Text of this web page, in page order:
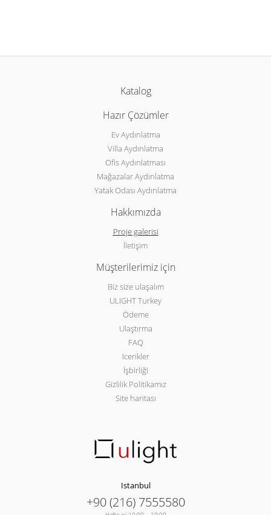
Katalog
Hazır Çözümler
Ev Aydınlatma
Villa Aydınlatma
Ofis Aydınlatması
Mağazalar Aydınlatma
Yatak Odası Aydınlatma
Hakkımızda
Proje galerisi
İletişim
Müşterilerimiz için
Biz size ulaşalım
ULIGHT Turkey
Ödeme
Ulaştırma
FAQ
Icerikler
İşbirliği
Gizlilik Politikamız
Site haritası
Istanbul
+90 (216) 7555580